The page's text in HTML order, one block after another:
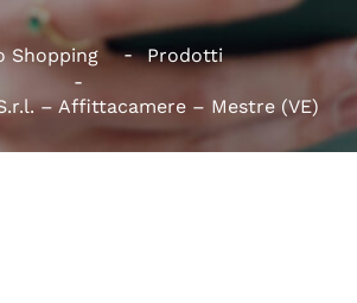
Shopping Prodotti
– Affittacamere – Mestre (VE)